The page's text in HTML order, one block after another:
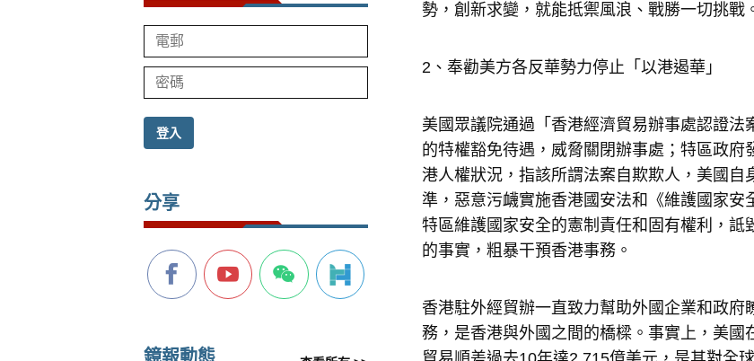
登入
分享
鏡報動態
勢，創新求變，就能抵禦風浪、戰勝一切挑戰
2、奉勸美方各反華勢力停止「以港遏華」
美國眾議院通過「香港經濟貿易辦事處認證
的特權豁免待遇，威脅關閉辦事處；特區政
港人權狀況，指該所謂法案自欺欺人，美國
準，惡意污衊實施香港國安法和《維護國家
特區維護國家安全的憲制責任和固有權利，
的事實，粗暴干預香港事務。
香港駐外經貿辦一直致力幫助外國企業和政
務，是香港與外國之間的橋樑。事實上，美